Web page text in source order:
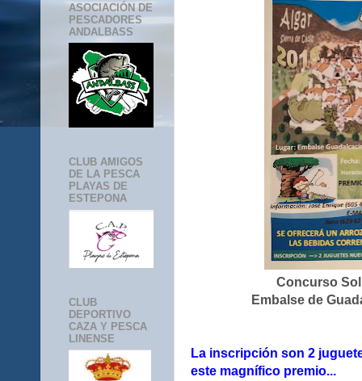
Concurso
Embalse de
La inscripción son 2
este magnífico premio...
ASOCIACIÓN DE
PESCADORES
ANDALBASS
CLUB AMIGOS
DE LA PESCA
PLAYAS DE
ESTEPONA
CLUB
DEPORTIVO
CAZA Y PESCA
LINENSE